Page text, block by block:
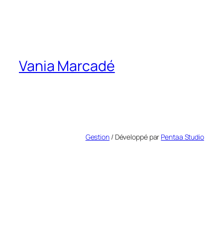
Vania Marcadé
Gestion/ Développé par Pentaa Studio